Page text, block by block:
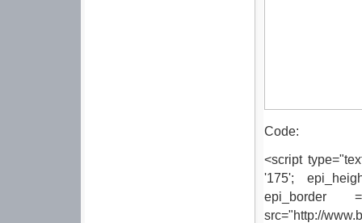
Code:
<script
'175';
epi_border
src="http://